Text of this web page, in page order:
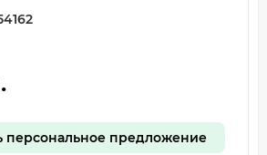
персональное предложение